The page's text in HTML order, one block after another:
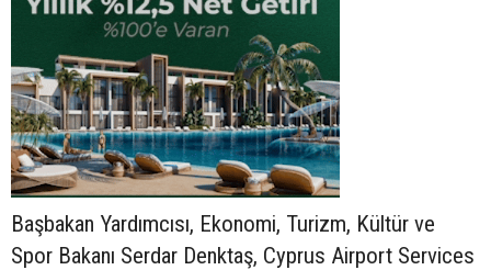
Başbakan Yardımcısı, Ekonomi, Turizm, Kültür ve
Spor Bakanı Serdar Denktaş, Cyprus Airport Services